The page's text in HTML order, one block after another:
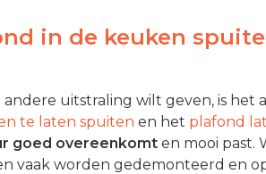
in de keuken
uitstraling wilt geven, is het
te laten spuiten en het plafond
goed overeenkomt en mooi past.
vaak worden gedemonteerd en